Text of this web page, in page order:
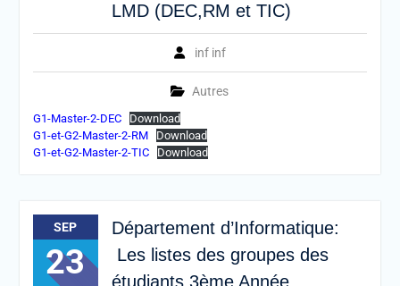
LMD (DEC,RM et TIC)
inf inf
Autres
G1-Master-2-DEC
Download
G1-et-G2-Master-2-RM
Download
G1-et-G2-Master-2-TIC
Download
SEP
23
Département d’Informatique:
Les listes des groupes des
étudiants 3ème Année